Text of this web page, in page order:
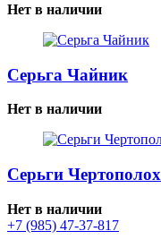
Нет в наличии
Серьга Чайник
Нет в наличии
Серьги Чертополох
Нет в наличии
+7 (985) 47-37-817